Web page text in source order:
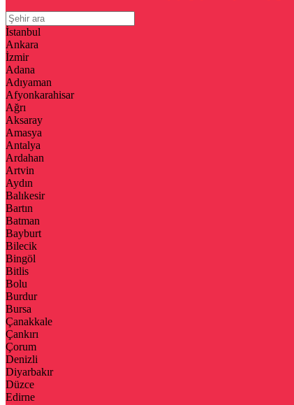
İstanbul
Ankara
İzmir
Adana
Adıyaman
Afyonkarahisar
Ağrı
Aksaray
Amasya
Antalya
Ardahan
Artvin
Aydın
Balıkesir
Bartın
Batman
Bayburt
Bilecik
Bingöl
Bitlis
Bolu
Burdur
Bursa
Çanakkale
Çankırı
Çorum
Denizli
Diyarbakır
Düzce
Edirne